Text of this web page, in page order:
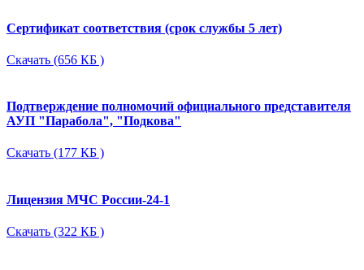
Сертификат соответствия (срок службы 5 лет)
Скачать (656 КБ )
Подтверждение полномочий официального представителя
АУП "Парабола", "Подкова"
Скачать (177 КБ )
Лицензия МЧС России-24-1
Скачать (322 КБ )